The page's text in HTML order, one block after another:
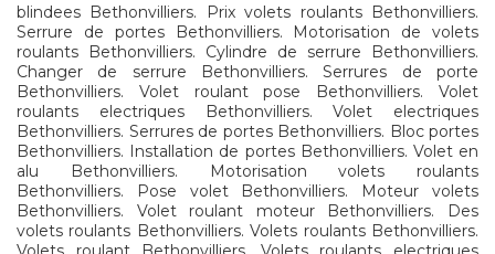
blindees Bethonvilliers. Prix volets roulants Bethonvilliers.
Serrure de portes Bethonvilliers. Motorisation de volets
roulants Bethonvilliers. Cylindre de serrure Bethonvilliers.
Changer de serrure Bethonvilliers. Serrures de porte
Bethonvilliers. Volet roulant pose Bethonvilliers. Volet
roulants electriques Bethonvilliers. Volet electriques
Bethonvilliers. Serrures de portes Bethonvilliers. Bloc portes
Bethonvilliers. Installation de portes Bethonvilliers. Volet en
alu Bethonvilliers. Motorisation volets roulants
Bethonvilliers. Pose volet Bethonvilliers. Moteur volets
Bethonvilliers. Volet roulant moteur Bethonvilliers. Des
volets roulants Bethonvilliers. Volets roulants Bethonvilliers.